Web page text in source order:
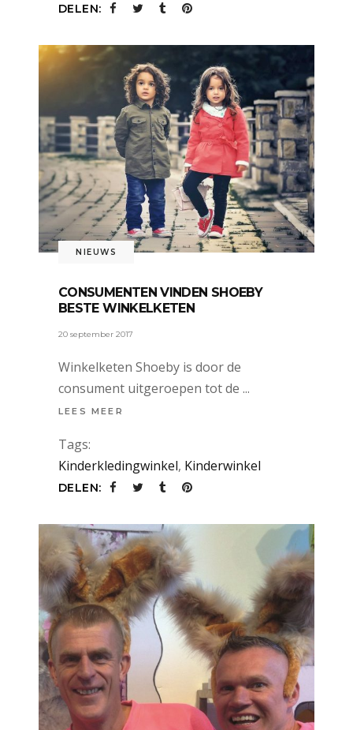
DELEN:
NIEUWS
CONSUMENTEN VINDEN SHOEBY
BESTE WINKELKETEN
20 september 2017
Winkelketen Shoeby is door de
consument uitgeroepen tot de
LEES MEER
Tags:
Kinderkledingwinkel, Kinderwinkel
DELEN: